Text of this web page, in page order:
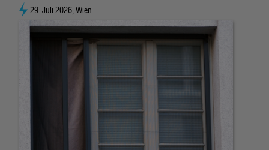
29. Juli 2026, Wien